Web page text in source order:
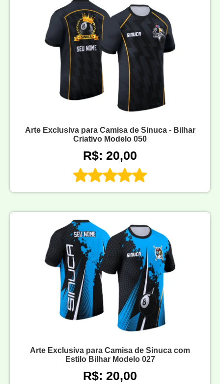
Arte Exclusiva para Camisa de Sinuca - Bilhar
Criativo Modelo 050
R$: 20,00
Arte Exclusiva para Camisa de Sinuca com
Estilo Bilhar Modelo 027
R$: 20,00